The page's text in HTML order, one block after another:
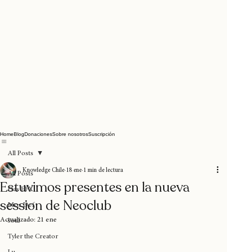
All Posts
Das EFX
Mos Def
soul
Tyler the Creator
All Posts
Estuvimos presentes en la nueva
session de Neoclub
Knowledge Chile